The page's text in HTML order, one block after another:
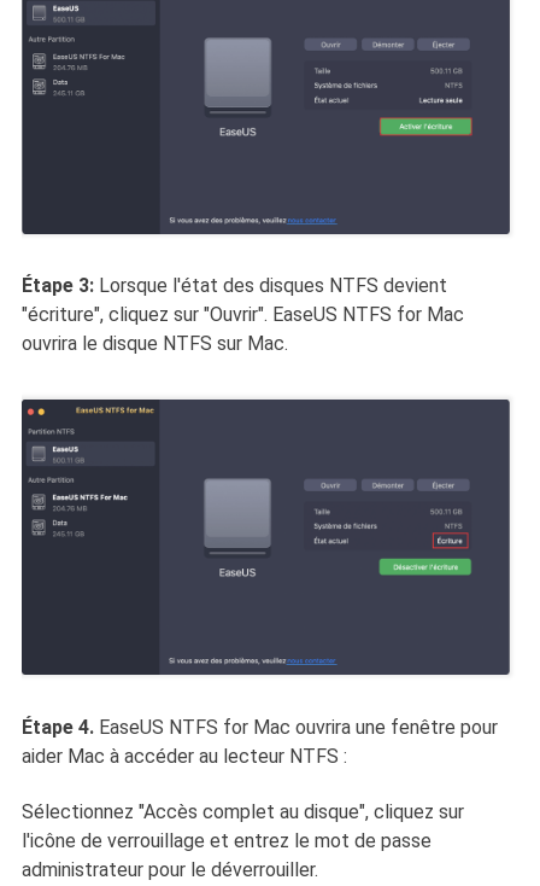
Étape 3:Lorsque l'état des disques NTFS devient
"écriture", cliquez sur "Ouvrir". EaseUS NTFS for Mac
ouvrira le disque NTFS sur Mac.
Étape 4.EaseUS NTFS for Mac ouvrira une fenêtre pour
aider Mac à accéder au lecteur NTFS :
Sélectionnez "Accès complet au disque", cliquez sur
l'icône de verrouillage et entrez le mot de passe
administrateur pour le déverrouiller.